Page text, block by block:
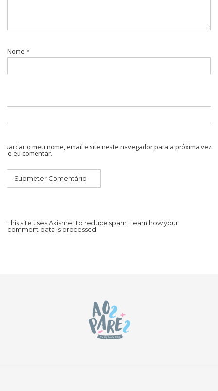
Nome *
Guardar o meu nome, email e site neste navegador para a próxima vez
que eu comentar.
This site uses Akismet to reduce spam. Learn how your
comment data is processed.